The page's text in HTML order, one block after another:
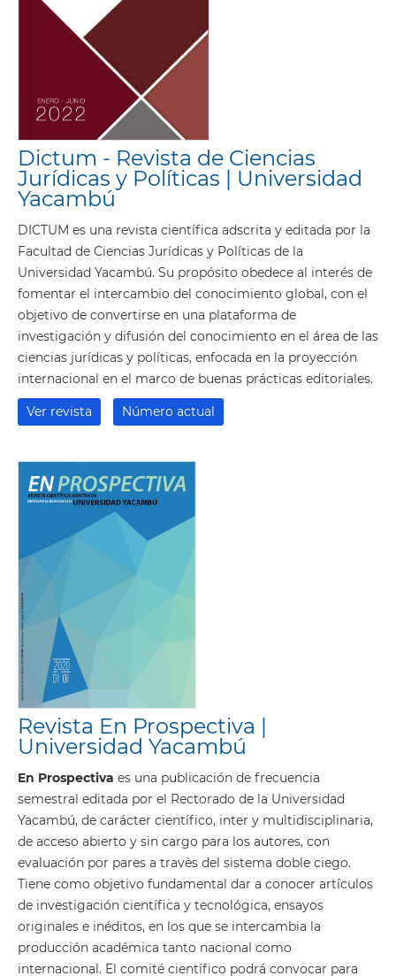
Dictum - Revista de Ciencias
Jurídicas y Políticas | Universidad
Yacambú
DICTUM es una revista científica adscrita y editada por la
Facultad de Ciencias Jurídicas y Políticas de la
Universidad Yacambú. Su propósito obedece al interés de
fomentar el intercambio del conocimiento global, con el
objetivo de convertirse en una plataforma de
investigación y difusión del conocimiento en el área de las
ciencias jurídicas y políticas, enfocada en la proyección
internacional en el marco de buenas prácticas editoriales.
Ver revista Número actual
Revista En Prospectiva |
Universidad Yacambú
En Prospectiva es una publicación de frecuencia
semestral editada por el Rectorado de la Universidad
Yacambú, de carácter científico, inter y multidisciplinaria,
de acceso abierto y sin cargo para los autores, con
evaluación por pares a travès del sistema doble ciego.
Tiene como objetivo fundamental dar a conocer artículos
de investigación científica y tecnológica, ensayos
originales e inéditos, en los que se intercambia la
producción académica tanto nacional como
internacional. El comité científico podrá convocar para